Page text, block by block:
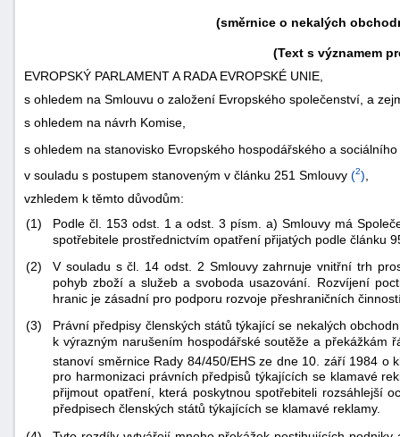
(směrnice o nekalých
(Text s významem
EVROPSKÝ PARLAMENT A RADA EVROPSKÉ UNIE,
s ohledem na Smlouvu o založení Evropského společenství, a
s ohledem na návrh Komise,
s ohledem na stanovisko Evropského hospodářského a
v souladu s postupem stanoveným v článku 251 Smlouvy (2)
vzhledem k těmto důvodům:
(1)
Podle čl. 153 odst. 1 a odst. 3 písm. a) Smlouvy má
spotřebitele prostřednictvím opatření přijatých podle článku
(2)
V souladu s čl. 14 odst. 2 Smlouvy zahrnuje vnitřní trh
pohyb zboží a služeb a svoboda usazování. Rozvíjení
hranic je zásadní pro podporu rozvoje přeshraničních
(3)
Právní předpisy členských států týkající se nekalých
k výrazným narušením hospodářské soutěže a překážkám
stanoví směrnice Rady 84/450/EHS ze dne 10. září 1984 o
pro harmonizaci právních předpisů týkajících se klamavé
přijmout opatření, která poskytnou spotřebiteli rozsáhlejší
předpisech členských států týkajících se klamavé reklamy.
škody